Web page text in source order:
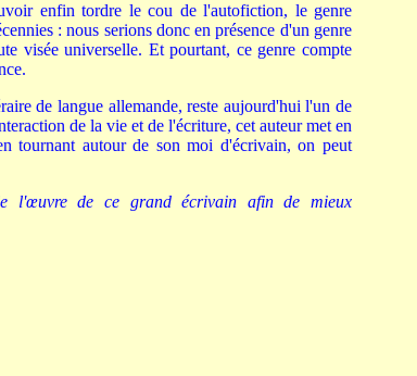
enfin tordre le cou de l'autofiction, le genre
: nous serions donc en présence d'un genre
visée universelle. Et pourtant, ce genre compte
de langue allemande, reste aujourd'hui l'un de
de la vie et de l'écriture, cet auteur met en
tournant autour de son moi d'écrivain, on peut
l'œuvre de ce grand écrivain afin de mieux